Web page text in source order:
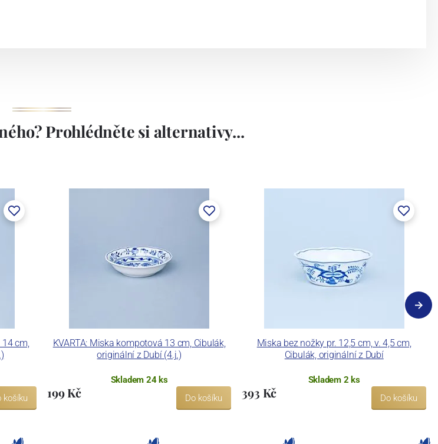
Prohlédněte si alternativy...
cm,
košíku
KVARTA: Miska kompotová 13 cm, Cibulák,
originální z Dubí (4.j.)
Skladem 24 ks
199 Kč Do košíku
Miska bez nožky pr. 12,5 cm, v. 4,5 cm,
Cibulák, originální z Dubí
Skladem 2 ks
393 Kč Do košíku